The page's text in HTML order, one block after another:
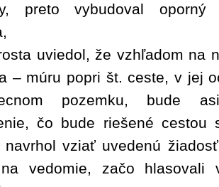
preto vybudoval
uviedol, že vzhľadom na
– múru popri št. ceste, v jej
pozemku, bude
čo bude riešené cestou
navrhol vziať uvedenú
vedomie, začo hlasovali